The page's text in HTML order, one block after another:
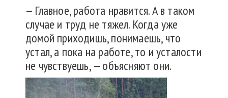
— Главное, работа нравится. А в таком
случае и труд не тяжел. Когда уже
домой приходишь, понимаешь, что
устал, а пока на работе, то и усталости
не чувствуешь, — объясняют они.